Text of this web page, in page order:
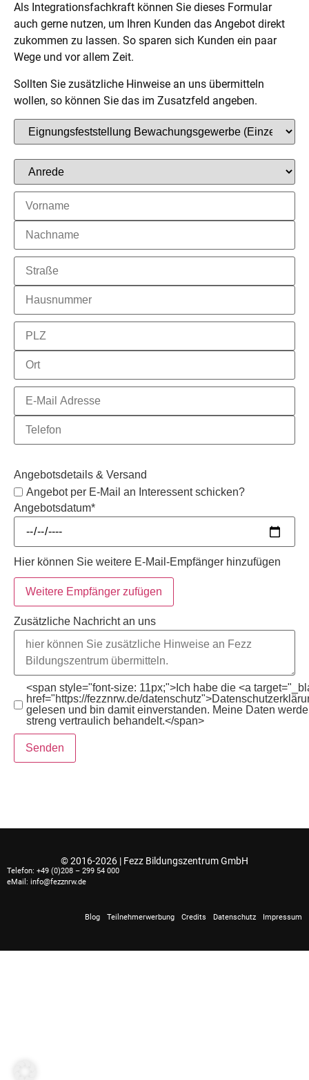
Als Integrationsfachkraft können Sie dieses Formular
auch gerne nutzen, um Ihren Kunden das Angebot direkt
zukommen zu lassen. So sparen sich Kunden ein paar
Wege und vor allem Zeit.
Sollten Sie zusätzliche Hinweise an uns übermitteln
wollen, so können Sie das im Zusatzfeld angeben.
Angebotsdetails & Versand
Angebot per E-Mail an Interessent schicken?
Angebotsdatum*
Hier können Sie weitere E-Mail-Empfänger hinzufügen
Weitere Empfänger zufügen
Zusätzliche Nachricht an uns
<span style="font-size: 11px;">Ich habe die <a
href="https://fezznrw.de/
gelesen und bin damit einverstanden. Meine Daten
streng vertraulich behandelt.</span>
Senden
© 2016-2026 | Fezz Bildungszentrum GmbH
Telefon: +49 (0)208 – 299 54 000
eMail: info@fezznrw.de
Blog Teilnehmerwerbung Credits Datenschutz Impressum